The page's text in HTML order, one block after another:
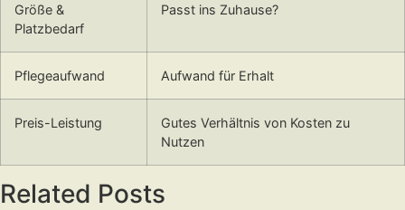
Größe &
Platzbedarf
Passt ins Zuhause?
Pflegeaufwand Aufwand für Erhalt
Preis-Leistung
Gutes Verhältnis von Kosten zu
Nutzen
Related Posts